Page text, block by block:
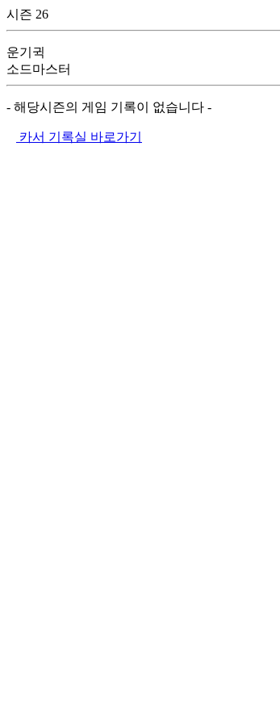
시즌 26
운기귁
소드마스터
- 해당시즌의 게임 기록이 없습니다 -
카서 기록실 바로가기